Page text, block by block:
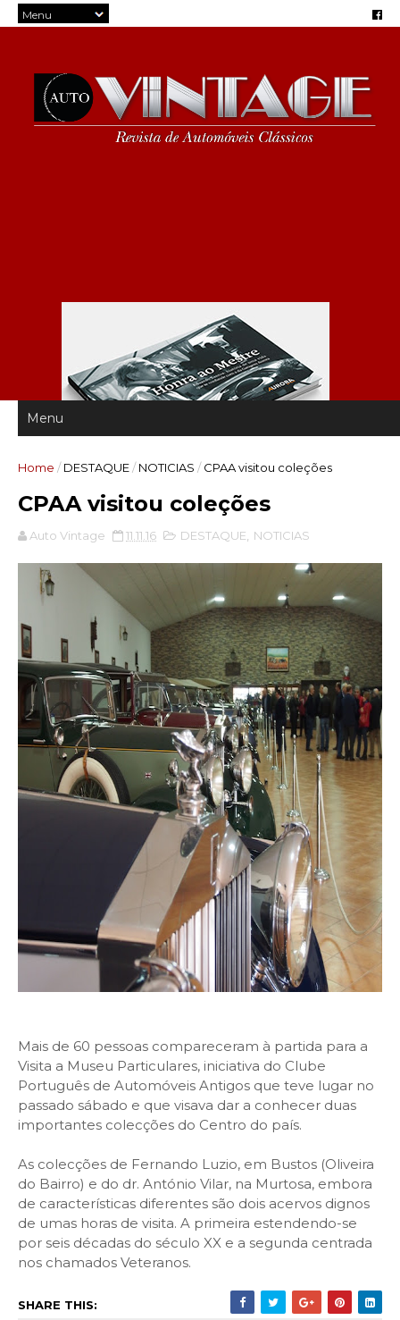
Home / DESTAQUE/ NOTICIAS / CPAA visitou coleções
CPAA visitou coleções
Auto Vintage 11.11.16 DESTAQUE NOTICIAS
Mais de 60 pessoas compareceram à partida para a
Visita a Museu Particulares, iniciativa do Clube
Português de Automóveis Antigos que teve lugar no
passado sábado e que visava dar a conhecer duas
importantes colecções do Centro do país.
As colecções de Fernando Luzio, em Bustos (Oliveira
do Bairro) e do dr. António Vilar, na Murtosa, embora
de características diferentes são dois acervos dignos
de umas horas de visita. A primeira estendendo-se
por seis décadas do século XX e a segunda centrada
nos chamados Veteranos.
SHARE THIS: